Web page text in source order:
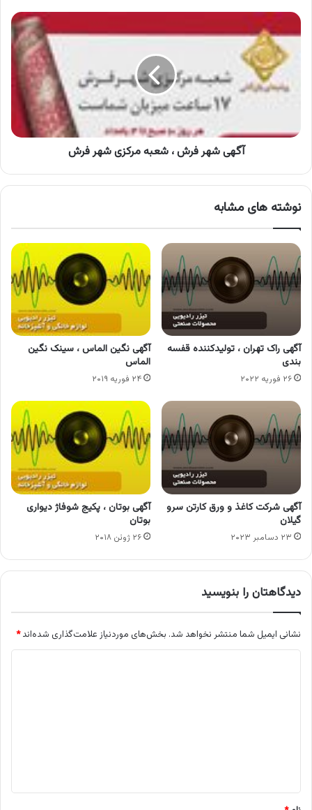
آگهی
شهر
فرش
مرکزی
آگهی شهر فرش ، شعبه مرکزی شهر فرش
نوشته های مشابه
آگهی راک تهران ، تولیدکننده قفسه
بندی
۲۶ فوریه ۲۰۲۲
آگهی نگین الماس ، سینک نگین
الماس
۲۴ فوریه ۲۰۱۹
آگهی شرکت کاغذ و ورق کارتن سرو
گیلان
۲۳ دسامبر ۲۰۲۳
آگهی بوتان ، پکیج شوفاژ دیواری
بوتان
۲۶ ژوئن ۲۰۱۸
دیدگاهتان را بنویسید
نشانی ایمیل شما منتشر نخواهد شد. بخش‌های موردنیاز علامت‌گذاری شده‌اند*